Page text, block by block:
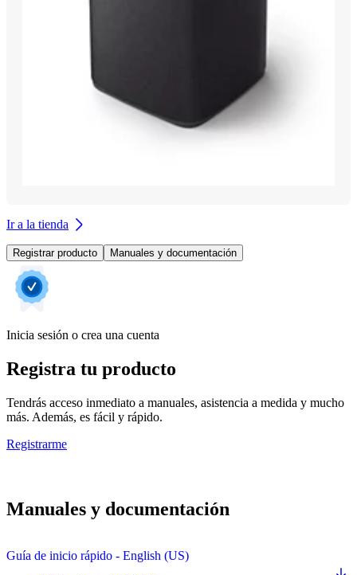
Ir a la tienda
Registrar producto Manuales y documentación
Inicia sesión o crea una cuenta
Registra tu producto
Tendrás acceso inmediato a manuales, asistencia a medida y mucho
más. Además, es fácil y rápido.
Registrarme
Manuales y documentación
Guía de inicio rápido - English (US)